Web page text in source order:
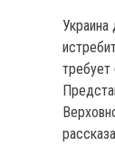
Украина
требует